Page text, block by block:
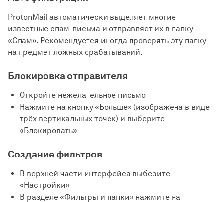
ProtonMail автоматически выделяет многие
известные спам-письма и отправляет их в папку
«Спам». Рекомендуется иногда проверять эту папку
на предмет ложных срабатываний.
Блокировка отправителя
Откройте нежелательное письмо
Нажмите на кнопку «Больше» (изображена в виде
трёх вертикальных точек) и выберите
«Блокировать»
Создание фильтров
В верхней части интерфейса выберите
«Настройки»
В разделе «Фильтры и папки» нажмите на